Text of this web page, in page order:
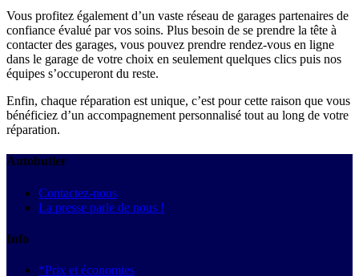
Vous profitez également d’un vaste réseau de garages partenaires de
confiance évalué par vos soins. Plus besoin de se prendre la tête à
contacter des garages, vous pouvez prendre rendez-vous en ligne
dans le garage de votre choix en seulement quelques clics puis nos
équipes s’occuperont du reste.
Enfin, chaque réparation est unique, c’est pour cette raison que vous
bénéficiez d’un accompagnement personnalisé tout au long de votre
réparation.
Autobutler
Contactez-nous
La presse parle de nous !
Info
*Prix et économies